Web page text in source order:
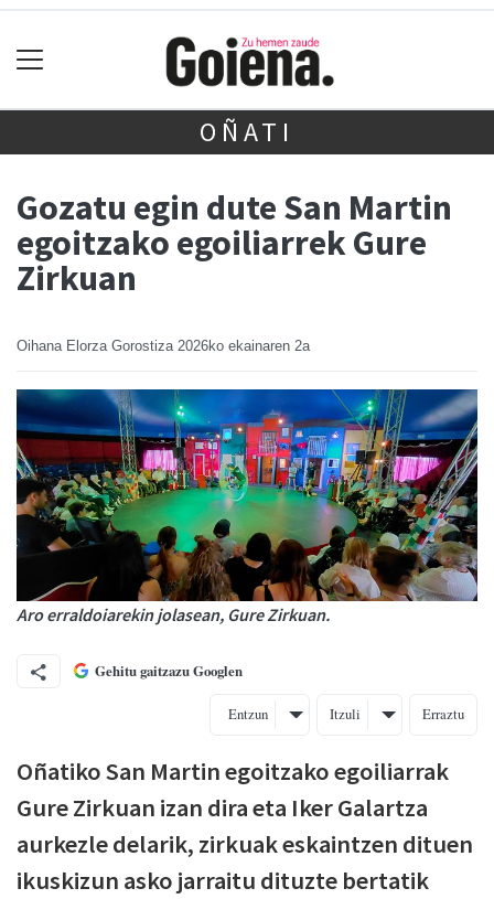
OÑATI
Gozatu egin dute San Martin
egoitzako egoiliarrek Gure
Zirkuan
Oihana Elorza Gorostiza 2026ko ekainaren 2a
Aro erraldoiarekin jolasean, Gure Zirkuan.
Gehitu gaitzazu Googlen
Entzun Itzuli Erraztu
Oñatiko San Martin egoitzako egoiliarrak
Gure Zirkuan izan dira eta Iker Galartza
aurkezle delarik, zirkuak eskaintzen dituen
ikuskizun asko jarraitu dituzte bertatik